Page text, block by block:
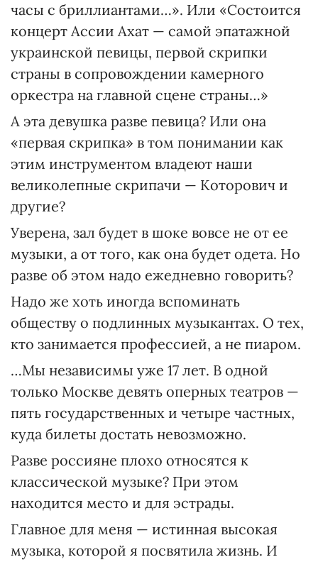
часы с бриллиантами…». Или «Состоится
концерт Ассии Ахат — самой эпатажной
украинской певицы, первой скрипки
страны в сопровождении камерного
оркестра на главной сцене страны…»
А эта девушка разве певица? Или она
«первая скрипка» в том понимании как
этим инструментом владеют наши
великолепные скрипачи — Которович и
другие?
Уверена, зал будет в шоке вовсе не от ее
музыки, а от того, как она будет одета. Но
разве об этом надо ежедневно говорить?
Надо же хоть иногда вспоминать
обществу о подлинных музыкантах. О тех,
кто занимается профессией, а не пиаром.
…Мы независимы уже 17 лет. В одной
только Москве девять оперных театров —
пять государственных и четыре частных,
куда билеты достать невозможно.
Разве россияне плохо относятся к
классической музыке? При этом
находится место и для эстрады.
Главное для меня — истинная высокая
музыка, которой я посвятила жизнь. И